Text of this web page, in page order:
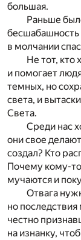
большая.
Раньше
в молчании
Не тот, кто
и помогает
темных, но
света, и
Света.
Среди нас
они свое
создал? Кто
Почему кому-то
мучаются и
Отвага
но
честно
на изнанку,